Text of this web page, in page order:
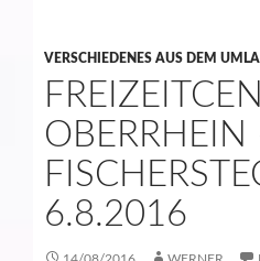
VERSCHIEDENES AUS DEM
OBERRHEIN
6.8.2016